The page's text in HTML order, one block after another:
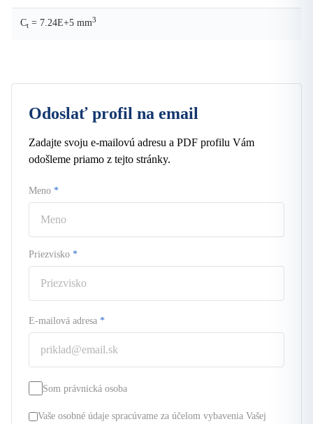
Ct = 7.24E+5 mm3
Odoslať profil na email
Zadajte svoju e-mailovú adresu a PDF profilu Vám
odošleme priamo z tejto stránky.
Meno *
Priezvisko *
E-mailová adresa *
Som právnická osoba
Vaše osobné údaje spracúvame za účelom vybavenia Vašej